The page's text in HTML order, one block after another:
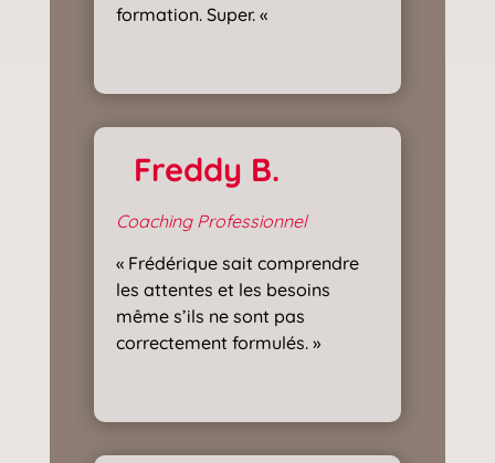
formation. Super. «
Freddy B.
Coaching Professionnel
« Frédérique sait comprendre
les attentes et les besoins
même s’ils ne sont pas
correctement formulés. »